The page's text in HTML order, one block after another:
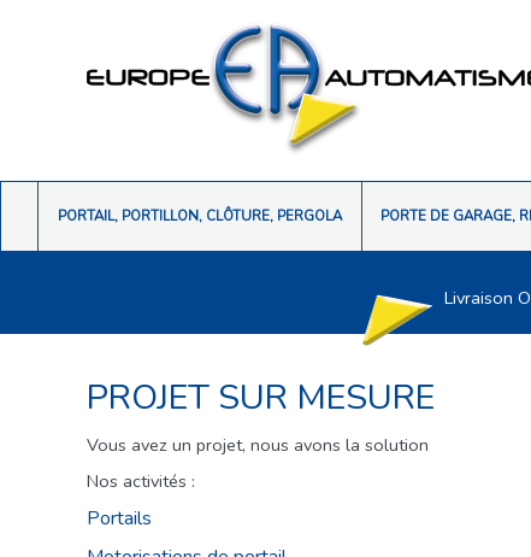
PORTAIL, PORTILLON, CLÔTURE, PERGOLA PORTE DE GARAGE,
Livraison
PROJET SUR MESURE
Vous avez un projet, nous avons la solution
Nos activités :
Portails